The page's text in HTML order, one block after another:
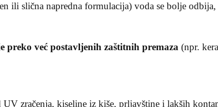
ili slična napredna formulacija) voda se bolje
preko već postavljenih zaštitnih premaza (npr.
UV zračenja, kiseline iz kiše, prljavštine i lakših